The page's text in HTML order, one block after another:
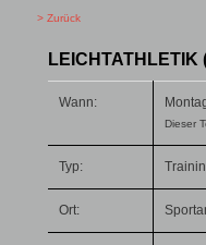
> Zurück
LEICHTATHLETIK
Wann:
Dieser
Typ:
Ort: